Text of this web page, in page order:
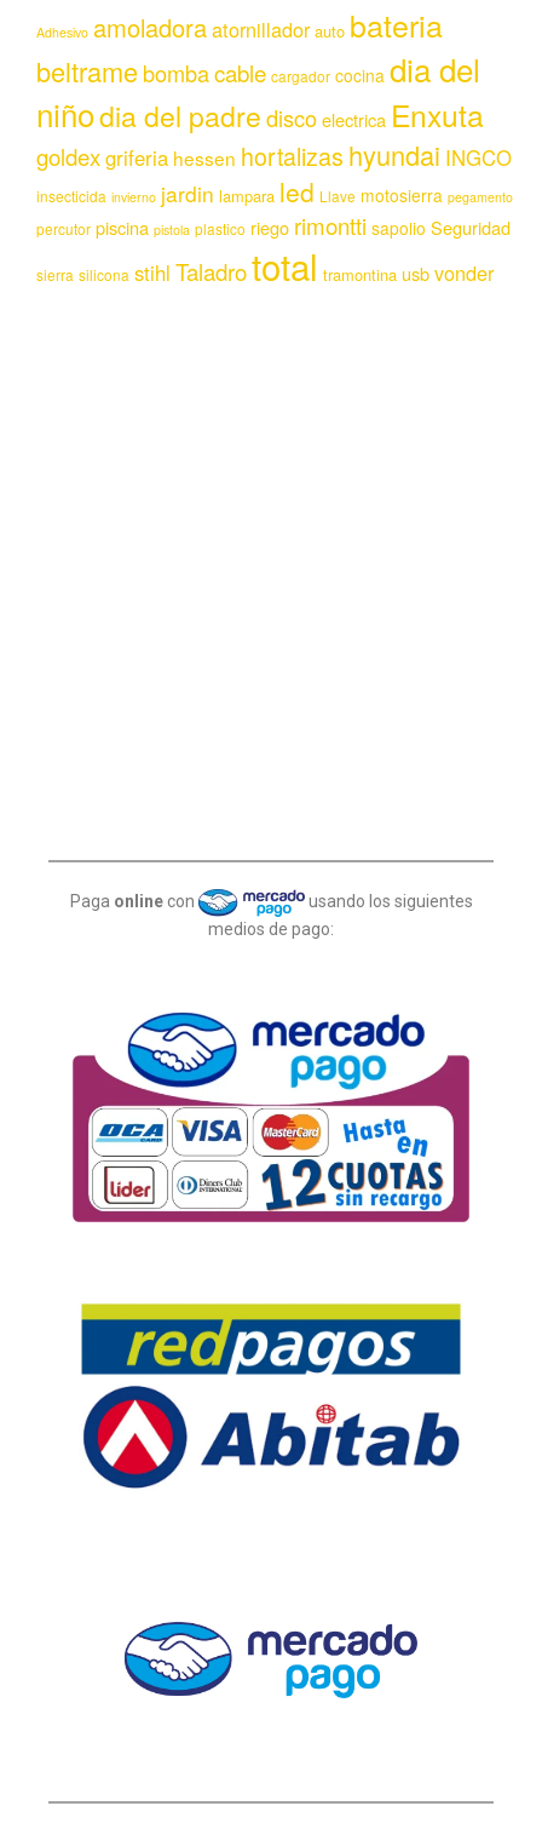
Adhesivo amoladoraatornillador auto bateria
beltramebombacable cargador cocina dia del
niñodia del padrediscoelectrica Enxuta
goldexgriferia hessen hortalizas hyundai INGCO
insecticida invierno jardin lampara led Llave motosierra pegamento
percutor piscina pistola plastico riego rimontti sapolio Seguridad
sierra silicona stihl Taladrototal tramontina usbvonder
Paga online con
usando los siguientes
medios de pago: